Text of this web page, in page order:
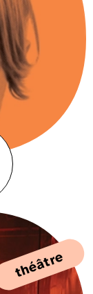
théâtre